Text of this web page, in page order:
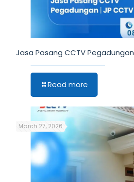
Jasa Pasang CCTV Pegadungan
Read more
March 27, 2026